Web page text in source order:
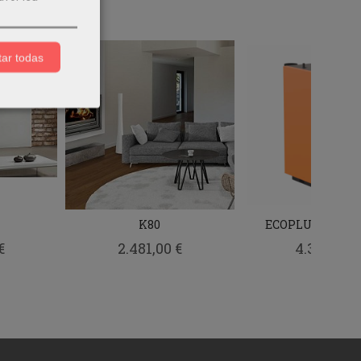
K80
2.481,00 €
ECOPLUS 25/
4.318,00 €
todas